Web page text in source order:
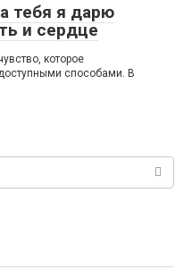
тебя я дарю
и сердце
которое
способами. В